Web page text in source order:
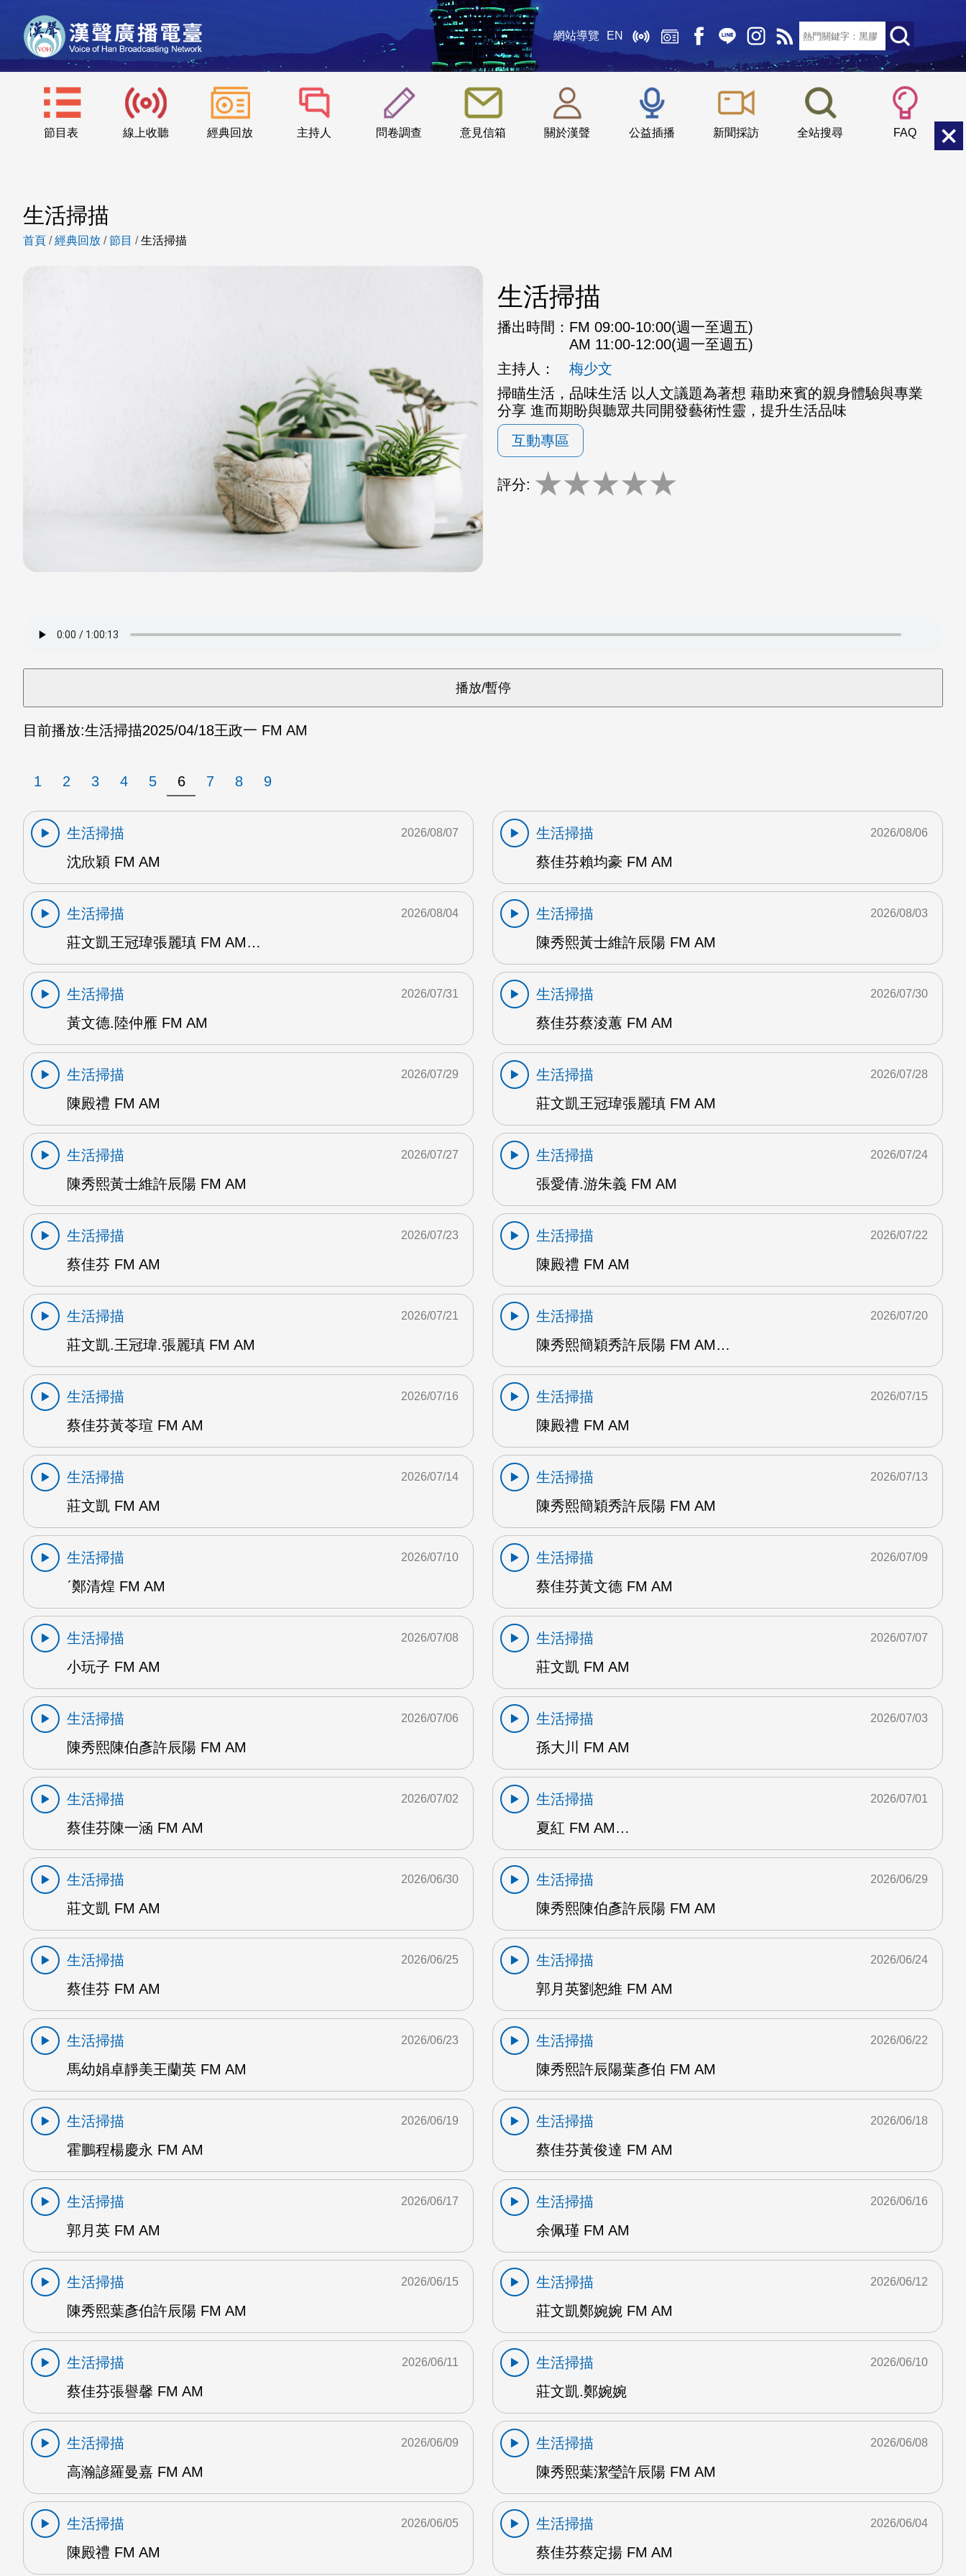
網站導覽 EN
節目表 線上收聽 經典回放 主持人 問卷調查 意見信箱 關於漢聲 公益插播 新聞採訪 全站搜尋 FAQ
::: 小 中
生活掃描
首頁 /經典回放 /節目 /生活掃描
生活掃描
播出時間： FM 09:00-10:00(週一至週五)
AM 11:00-12:00(週一至週五)
主持人：
梅少文
掃瞄生活，品味生活 以人文議題為著想 藉助來賓的親身體驗與專業
分享 進而期盼與聽眾共同開發藝術性靈，提升生活品味
互動專區
評分: ★★★★★
目前播放:生活掃描2025/04/18王政一 FM AM
1 2 3 4 5 6 7 8 9
生活掃描
沈欣穎 FM AM
2026/08/07
生活掃描
蔡佳芬賴均豪 FM AM
2026/08/06
生活掃描
莊文凱王冠瑋張麗瑱 FM AM…
2026/08/04
生活掃描
陳秀熙黃士維許辰陽 FM AM
2026/08/03
生活掃描
黃文德.陸仲雁 FM AM
2026/07/31
生活掃描
蔡佳芬蔡淩蕙 FM AM
2026/07/30
生活掃描
陳殿禮 FM AM
2026/07/29
生活掃描
莊文凱王冠瑋張麗瑱 FM AM
2026/07/28
生活掃描
陳秀熙黃士維許辰陽 FM AM
2026/07/27
生活掃描
張愛倩.游朱義 FM AM
2026/07/24
生活掃描
蔡佳芬 FM AM
2026/07/23
生活掃描
陳殿禮 FM AM
2026/07/22
生活掃描
莊文凱.王冠瑋.張麗瑱 FM AM
2026/07/21
生活掃描
陳秀熙簡穎秀許辰陽 FM AM…
2026/07/20
生活掃描
蔡佳芬黃苓瑄 FM AM
2026/07/16
生活掃描
陳殿禮 FM AM
2026/07/15
生活掃描
莊文凱 FM AM
2026/07/14
生活掃描
陳秀熙簡穎秀許辰陽 FM AM
2026/07/13
生活掃描
ˊ鄭清煌 FM AM
2026/07/10
生活掃描
蔡佳芬黃文德 FM AM
2026/07/09
生活掃描
小玩子 FM AM
2026/07/08
生活掃描
莊文凱 FM AM
2026/07/07
生活掃描
陳秀熙陳伯彥許辰陽 FM AM
2026/07/06
生活掃描
孫大川 FM AM
2026/07/03
生活掃描
蔡佳芬陳一涵 FM AM
2026/07/02
生活掃描
夏紅 FM AM…
2026/07/01
生活掃描
莊文凱 FM AM
2026/06/30
生活掃描
陳秀熙陳伯彥許辰陽 FM AM
2026/06/29
生活掃描
蔡佳芬 FM AM
2026/06/25
生活掃描
郭月英劉恕維 FM AM
2026/06/24
生活掃描
馬幼娟卓靜美王蘭英 FM AM
2026/06/23
生活掃描
陳秀熙許辰陽葉彥伯 FM AM
2026/06/22
生活掃描
霍鵬程楊慶永 FM AM
2026/06/19
生活掃描
蔡佳芬黃俊達 FM AM
2026/06/18
生活掃描
郭月英 FM AM
2026/06/17
生活掃描
余佩瑾 FM AM
2026/06/16
生活掃描
陳秀熙葉彥伯許辰陽 FM AM
2026/06/15
生活掃描
莊文凱鄭婉婉 FM AM
2026/06/12
生活掃描
蔡佳芬張譽馨 FM AM
2026/06/11
生活掃描
莊文凱.鄭婉婉
2026/06/10
生活掃描
高瀚諺羅曼嘉 FM AM
2026/06/09
生活掃描
陳秀熙葉潔瑩許辰陽 FM AM
2026/06/08
生活掃描
陳殿禮 FM AM
2026/06/05
生活掃描
蔡佳芬蔡定揚 FM AM
2026/06/04